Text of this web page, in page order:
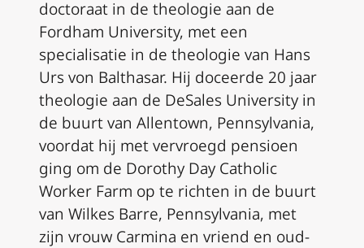
doctoraat in de theologie aan de
Fordham University, met een
specialisatie in de theologie van Hans
Urs von Balthasar. Hij doceerde 20 jaar
theologie aan de DeSales University in
de buurt van Allentown, Pennsylvania,
voordat hij met vervroegd pensioen
ging om de Dorothy Day Catholic
Worker Farm op te richten in de buurt
van Wilkes Barre, Pennsylvania, met
zijn vrouw Carmina en vriend en oud-